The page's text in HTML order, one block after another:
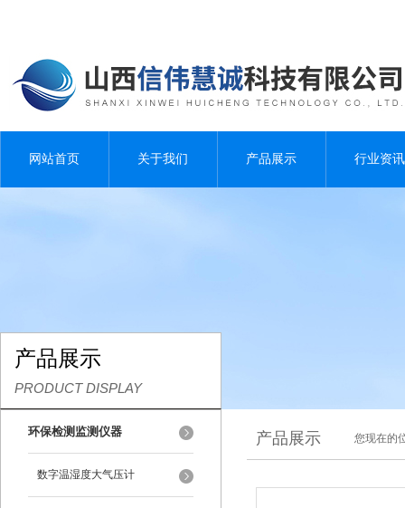
网站首页 关于我们 产品展示 行业资讯
产品展示
PRODUCT DISPLAY
环保检测监测仪器
数字温湿度大气压计
产品展示 您现在的